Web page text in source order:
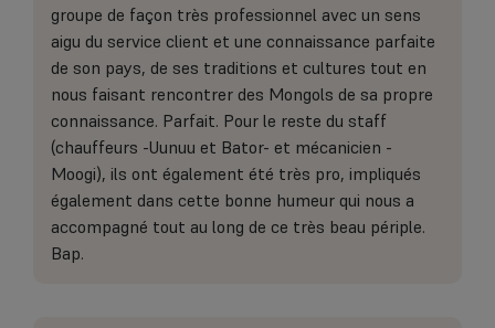
groupe de façon très professionnel avec un sens
aigu du service client et une connaissance parfaite
de son pays, de ses traditions et cultures tout en
nous faisant rencontrer des Mongols de sa propre
connaissance. Parfait. Pour le reste du staff
(chauffeurs -Uunuu et Bator- et mécanicien -
Moogi), ils ont également été très pro, impliqués
également dans cette bonne humeur qui nous a
accompagné tout au long de ce très beau périple.
Bap.